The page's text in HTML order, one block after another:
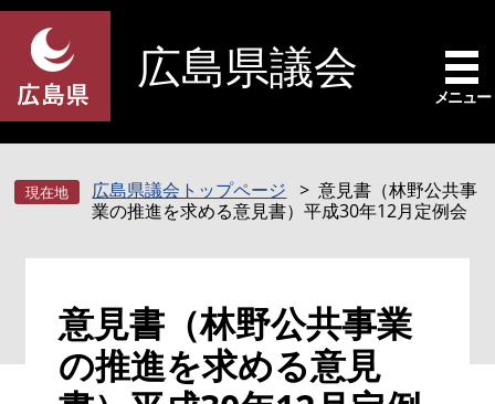
ペ
先
頭
す
メ
を
飛
し
広島県議会
メニュー
広島県議会トップページ
意見書（林野公共事
業の推進を求める意見書）平成30年12月定例会
意見書（林野公共事業
の推進を求める意見